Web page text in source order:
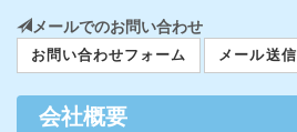
メールでのお問い合わせ
お問い合わせフォーム メール送信
会社概要